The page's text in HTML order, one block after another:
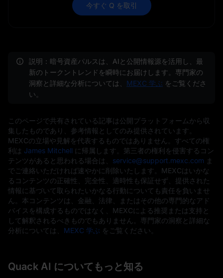
今すぐ Q を取引
説明：暗号資産パルスは、AIと公開情報源を活用し、最
新のトークントレンドを瞬時にお届けします。専門家の
洞察と詳細な分析については、 MEXC 学ぶ をご覧くださ
い。
このページで共有されている記事は公開プラットフォームから収
集したものであり、参考情報としてのみ提供されています。
MEXCの立場や見解を代表するものではありません。すべての権
利は James Mitchell に帰属します。第三者の権利を侵害するコン
テンツがあると思われる場合は、 service@support.mexc.com ま
でご連絡いただければ速やかに削除いたします。MEXCはいかな
るコンテンツの正確性、完全性、適時性も保証せず、提供された
情報に基づいて取られたいかなる行動についても責任を負いませ
ん。本コンテンツは、金融、法律、またはその他の専門的なアド
バイスを構成するものではなく、MEXCによる推奨または支持と
して解釈されるべきものでもありません。専門家の洞察と詳細な
分析については、 MEXC 学ぶ をご覧ください。
Quack AI についてもっと知る